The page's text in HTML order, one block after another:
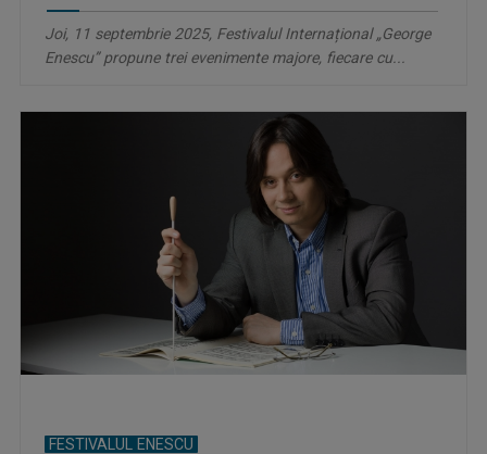
Joi, 11 septembrie 2025, Festivalul Internațional „George
Enescu” propune trei evenimente majore, fiecare cu...
FESTIVALUL ENESCU